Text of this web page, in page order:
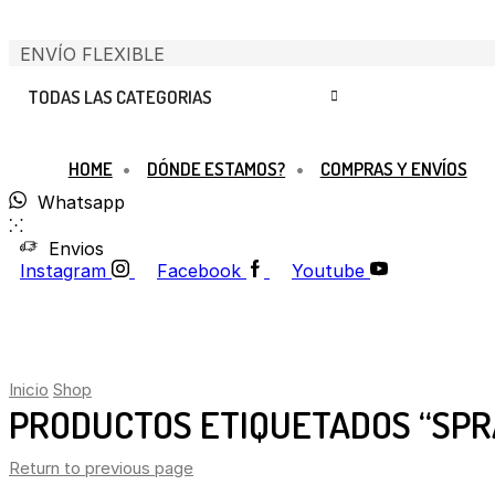
ENVÍO FLEXIBLE
TODAS LAS CATEGORIAS
HOME DÓNDE ESTAMOS? COMPRAS Y ENVÍOS
Whatsapp
Envios
Instagram
Facebook Youtube
Inicio Shop
PRODUCTOS ETIQUETADOS
Return to previous page